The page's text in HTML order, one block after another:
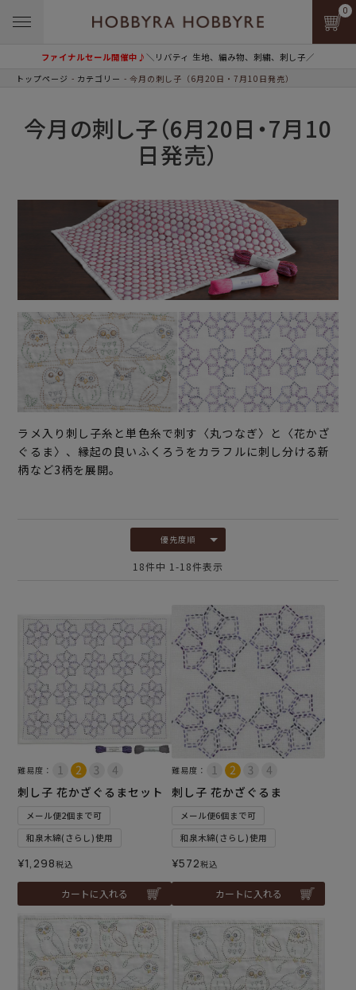
ファイナルセール開催中♪＼リバティ 生地、編み物、刺繍、刺し子／
0
トップページ カテゴリー 今月の刺し子（6月20日・7月10日発売）
今月の刺し子（6月20日・7月10
日発売）
ラメ入り刺し子糸と単色糸で刺す〈丸つなぎ〉と〈花かざ
ぐるま〉、縁起の良いふくろうをカラフルに刺し分ける新
柄など3柄を展開。
優先度順
18件中 1 -18件表示
難易度：
刺し子 花かざぐるまセット
メール便2個まで可
和泉木綿(さらし)使用
¥1,298税込
カートに入れる
難易度：
刺し子 花かざぐるま
メール便6個まで可
和泉木綿(さらし)使用
¥572税込
カートに入れる